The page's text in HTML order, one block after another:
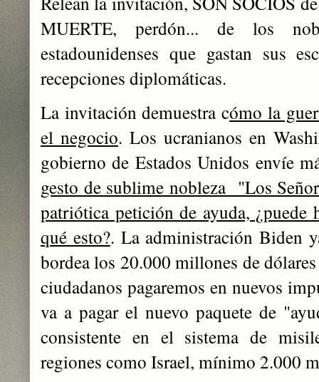
MUERTE, perdón... de los
estadounidenses que gastan sus
recepciones diplomáticas.
La invitación demuestra cómo la
el negocio. Los ucranianos en
gobierno de Estados Unidos envíe
gesto de sublime nobleza "Los
patriótica petición de ayuda, ¿puede
qué esto?. La administración Biden
bordea los 20.000 millones de
ciudadanos pagaremos en nuevos
va a pagar el nuevo paquete de
consistente en el sistema de
regiones como Israel, mínimo 2.000